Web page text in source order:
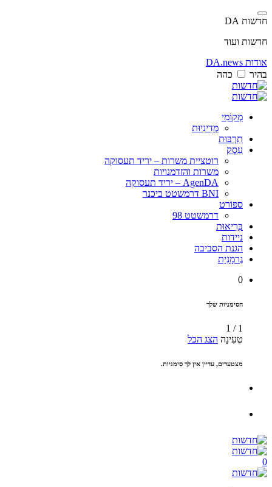
חדשות DA
חדשות ועוד
אודות DA.news
בהיר
כהה
מְקוֹמִי
מְדִינִיוּת
תַרְבּוּת
עֵסֶק
רוטציית משרות – יריד תעסוקה
משרות והזדמנויות
AgenDA – יריד תעסוקה
BNI דרמשטט ביכנר
ספּוֹרט
דרמשטט 98
בְּרִיאוּת
ניידות
הגנת הסביבה
גֶרמָנִיָת
0
הסימניות שלך
1
/
1
טְעִינָה הצג הכל
מצטערים, עדיין אין לך סימניות.
0